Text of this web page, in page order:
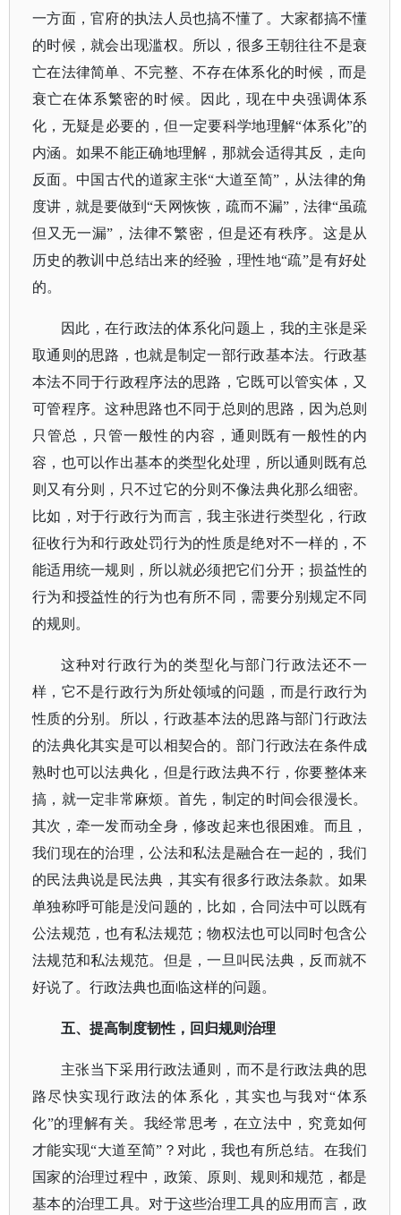
一方面，官府的执法人员也搞不懂了。大家都搞不懂
的时候，就会出现滥权。所以，很多王朝往往不是衰
亡在法律简单、不完整、不存在体系化的时候，而是
衰亡在体系繁密的时候。因此，现在中央强调体系
化，无疑是必要的，但一定要科学地理解“体系化”的
内涵。如果不能正确地理解，那就会适得其反，走向
反面。中国古代的道家主张“大道至简”，从法律的角
度讲，就是要做到“天网恢恢，疏而不漏”，法律“虽疏
但又无一漏”，法律不繁密，但是还有秩序。这是从
历史的教训中总结出来的经验，理性地“疏”是有好处
的。
因此，在行政法的体系化问题上，我的主张是采
取通则的思路，也就是制定一部行政基本法。行政基
本法不同于行政程序法的思路，它既可以管实体，又
可管程序。这种思路也不同于总则的思路，因为总则
只管总，只管一般性的内容，通则既有一般性的内
容，也可以作出基本的类型化处理，所以通则既有总
则又有分则，只不过它的分则不像法典化那么细密。
比如，对于行政行为而言，我主张进行类型化，行政
征收行为和行政处罚行为的性质是绝对不一样的，不
能适用统一规则，所以就必须把它们分开；损益性的
行为和授益性的行为也有所不同，需要分别规定不同
的规则。
这种对行政行为的类型化与部门行政法还不一
样，它不是行政行为所处领域的问题，而是行政行为
性质的分别。所以，行政基本法的思路与部门行政法
的法典化其实是可以相契合的。部门行政法在条件成
熟时也可以法典化，但是行政法典不行，你要整体来
搞，就一定非常麻烦。首先，制定的时间会很漫长。
其次，牵一发而动全身，修改起来也很困难。而且，
我们现在的治理，公法和私法是融合在一起的，我们
的民法典说是民法典，其实有很多行政法条款。如果
单独称呼可能是没问题的，比如，合同法中可以既有
公法规范，也有私法规范；物权法也可以同时包含公
法规范和私法规范。但是，一旦叫民法典，反而就不
好说了。行政法典也面临这样的问题。
五、提高制度韧性，回归规则治理
主张当下采用行政法通则，而不是行政法典的思
路尽快实现行政法的体系化，其实也与我对“体系
化”的理解有关。我经常思考，在立法中，究竟如何
才能实现“大道至简”？对此，我也有所总结。在我们
国家的治理过程中，政策、原则、规则和规范，都是
基本的治理工具。对于这些治理工具的应用而言，政